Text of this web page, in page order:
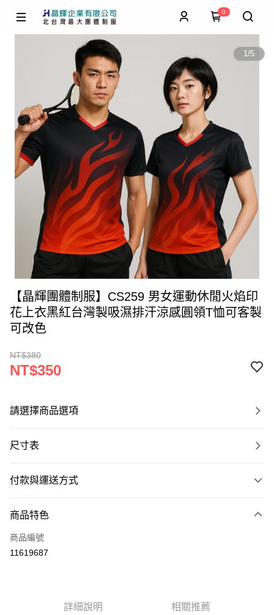
0
1/5
【晶輝團體制服】CS259 男女運動休閒火焰印
花上衣黑紅台灣製吸濕排汗涼感圓領T恤可客製
可改色
NT$380
NT$350
請選擇商品選項
尺寸表
付款與運送方式
信用卡一次付款
運送方式
商品特色
商品編號
11619687
詳細說明 相關推薦